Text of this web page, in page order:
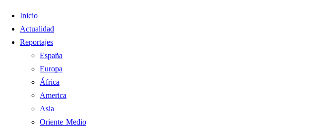
Inicio
Actualidad
Reportajes
España
Europa
África
America
Asia
Oriente Medio